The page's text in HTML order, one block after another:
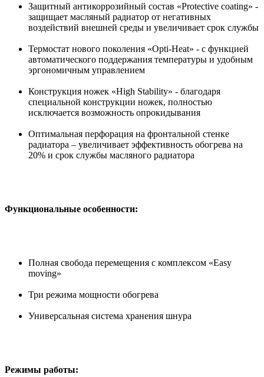
Защитный антикоррозийный состав «Protective coating» -
защищает масляный радиатор от негативных
воздействий внешней среды и увеличивает срок службы
Термостат нового поколения «Opti-Heat» - с функцией
автоматического поддержания температуры и удобным
эргономичным управлением
Конструкция ножек «High Stability» - благодаря
специальной конструкции ножек, полностью
исключается возможность опрокидывания
Оптимальная перфорация на фронтальной стенке
радиатора – увеличивает эффективность обогрева на
20% и срок службы масляного радиатора
Функциональные особенности:
Полная свобода перемещения с комплексом «Easy
moving»
Три режима мощности обогрева
Универсальная система хранения шнура
Режимы работы: